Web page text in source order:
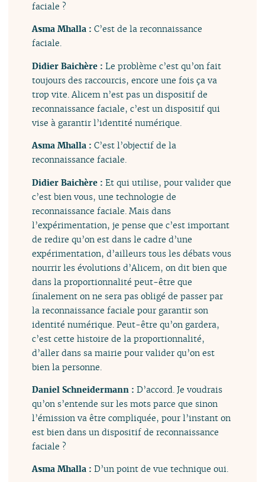
faciale ?
Asma Mhalla :C’est de la reconnaissance
faciale.
Didier Baichère :Le problème c’est qu’on fait
toujours des raccourcis, encore une fois ça va
trop vite. Alicem n’est pas un dispositif de
reconnaissance faciale, c’est un dispositif qui
vise à garantir l’identité numérique.
Asma Mhalla :C’est l’objectif de la
reconnaissance faciale.
Didier Baichère :Et qui utilise, pour valider que
c’est bien vous, une technologie de
reconnaissance faciale. Mais dans
l’expérimentation, je pense que c’est important
de redire qu’on est dans le cadre d’une
expérimentation, d’ailleurs tous les débats vous
nourrir les évolutions d’Alicem, on dit bien que
dans la proportionnalité peut-être que
finalement on ne sera pas obligé de passer par
la reconnaissance faciale pour garantir son
identité numérique. Peut-être qu’on gardera,
c’est cette histoire de la proportionnalité,
d’aller dans sa mairie pour valider qu’on est
bien la personne.
Daniel Schneidermann :D’accord. Je voudrais
qu’on s’entende sur les mots parce que sinon
l’émission va être compliquée, pour l’instant on
est bien dans un dispositif de reconnaissance
faciale ?
Asma Mhalla :D’un point de vue technique oui.